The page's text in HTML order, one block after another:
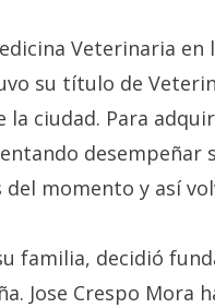
Veterinaria
su título de
ciudad. Para
desempeñar
momento y así
familia, decidió
Jose Crespo